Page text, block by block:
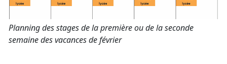
Planning des stages de la première ou de la seconde
semaine des vacances de février